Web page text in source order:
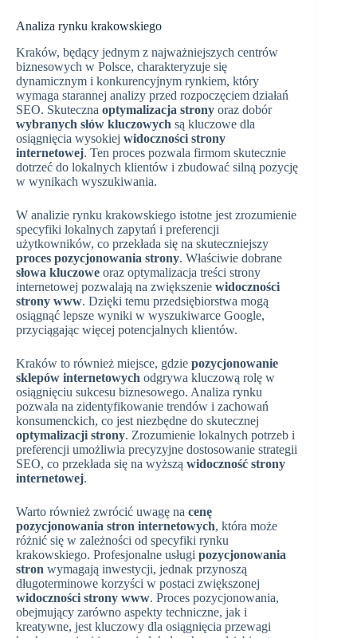
Analiza rynku krakowskiego
Kraków, będący jednym z najważniejszych centrów
biznesowych w Polsce, charakteryzuje się
dynamicznym i konkurencyjnym rynkiem, który
wymaga starannej analizy przed rozpoczęciem działań
SEO. Skuteczna optymalizacja strony oraz dobór
wybranych słów kluczowych są kluczowe dla
osiągnięcia wysokiej widoczności strony
internetowej. Ten proces pozwala firmom skutecznie
dotrzeć do lokalnych klientów i zbudować silną pozycję
w wynikach wyszukiwania.
W analizie rynku krakowskiego istotne jest zrozumienie
specyfiki lokalnych zapytań i preferencji
użytkowników, co przekłada się na skuteczniejszy
proces pozycjonowania strony. Właściwie dobrane
słowa kluczowe oraz optymalizacja treści strony
internetowej pozwalają na zwiększenie widoczności
strony www. Dzięki temu przedsiębiorstwa mogą
osiągnąć lepsze wyniki w wyszukiwarce Google,
przyciągając więcej potencjalnych klientów.
Kraków to również miejsce, gdzie pozycjonowanie
sklepów internetowych odgrywa kluczową rolę w
osiągnięciu sukcesu biznesowego. Analiza rynku
pozwala na zidentyfikowanie trendów i zachowań
konsumenckich, co jest niezbędne do skutecznej
optymalizacji strony. Zrozumienie lokalnych potrzeb i
preferencji umożliwia precyzyjne dostosowanie strategii
SEO, co przekłada się na wyższą widoczność strony
internetowej.
Warto również zwrócić uwagę na cenę
pozycjonowania stron internetowych, która może
różnić się w zależności od specyfiki rynku
krakowskiego. Profesjonalne usługi pozycjonowania
stron wymagają inwestycji, jednak przynoszą
długoterminowe korzyści w postaci zwiększonej
widoczności strony www. Proces pozycjonowania,
obejmujący zarówno aspekty techniczne, jak i
kreatywne, jest kluczowy dla osiągnięcia przewagi